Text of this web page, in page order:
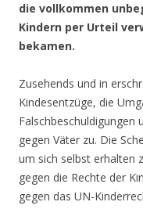
die vollkommen
Kindern per Urteil
bekamen.
Zusehends und in
Kindesentzüge, die
Falschbeschuldigungen
gegen Väter zu. Die
um sich selbst erhalten
gegen die Rechte der
gegen das UN-